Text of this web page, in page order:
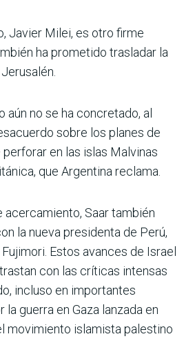
Javier Milei, es otro firme
ha prometido trasladar la
aún no se ha concretado, al
sobre los planes de
en las islas Malvinas
que Argentina reclama.
Saar también
la nueva presidenta de Perú,
Estos avances de Israel
con las críticas intensas
incluso en importantes
guerra en Gaza lanzada en
movimiento islamista palestino